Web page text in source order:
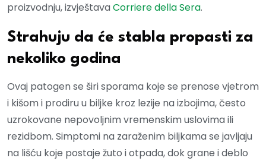
proizvodnju, izvještavaCorriere della Sera.
Strahuju da će stabla propasti za
nekoliko godina
Ovaj patogen se širi sporama koje se prenose vjetrom
i kišom i prodiru u biljke kroz lezije na izbojima, često
uzrokovane nepovoljnim vremenskim uslovima ili
rezidbom. Simptomi na zaraženim biljkama se javljaju
na lišću koje postaje žuto i otpada, dok grane i deblo